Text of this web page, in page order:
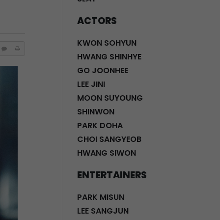
ACTORS
KWON SOHYUN
HWANG SHINHYE
GO JOONHEE
LEE JINI
MOON SUYOUNG
SHINWON
PARK DOHA
CHOI SANGYEOB
HWANG SIWON
ENTERTAINERS
PARK MISUN
LEE SANGJUN